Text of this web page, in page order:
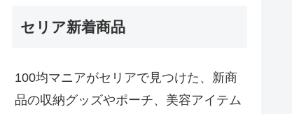
セリア新着商品
100均マニアがセリアで見つけた、新商
品の収納グッズやポーチ、美容アイテム